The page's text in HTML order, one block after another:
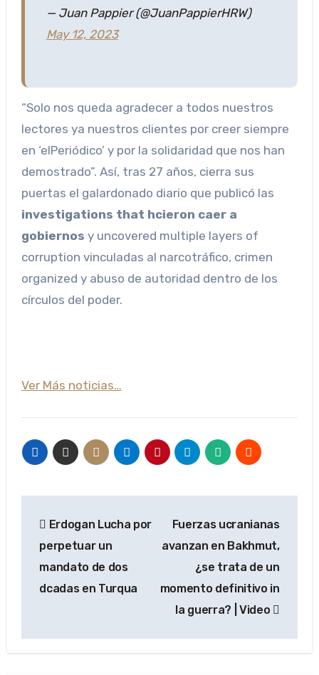
— Juan Pappier (@JuanPappierHRW)
May 12, 2023
“Solo nos queda agradecer a todos nuestros
lectores ya nuestros clientes por creer siempre
en ‘elPeriódico’ y por la solidaridad que nos han
demostrado”. Así, tras 27 años, cierra sus
puertas el galardonado diario que publicó las
investigations that hcieron caer a
gobiernos y uncovered multiple layers of
corruption vinculadas al narcotráfico, crimen
organized y abuso de autoridad dentro de los
círculos del poder.
Ver Más noticias…
de
entradas
Erdogan Lucha por
perpetuar un
mandato de dos
dcadas en Turqua
Fuerzas ucranianas
avanzan en Bakhmut,
¿se trata de un
momento definitivo in
la guerra? | Video